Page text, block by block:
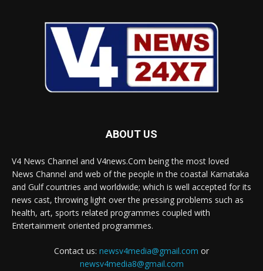
ABOUT US
V4 News Channel and V4news.Com being the most loved
News Channel and web of the people in the coastal Karnataka
and Gulf countries and worldwide; which is well accepted for its
news cast, throwing light over the pressing problems such as
health, art, sports related programmes coupled with
Entertainment oriented programmes.
Contact us: newsv4media@gmail.com or
newsv4media8@gmail.com